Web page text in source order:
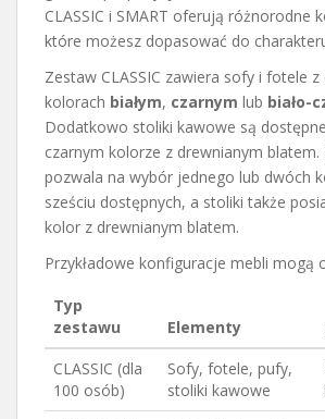
CLASSIC i SMART oferują różnorodne
które możesz dopasować do
Zestaw CLASSIC zawiera sofy i fotele
kolorach białym, czarnym lub biało-
Dodatkowo stoliki kawowe są
czarnym kolorze z drewnianym blatem.
pozwala na wybór jednego lub dwóch
sześciu dostępnych, a stoliki także
kolor z drewnianym blatem.
Przykładowe konfiguracje mebli mogą
Typ
zestawu
Elementy
CLASSIC (dla
100 osób)
Sofy, fotele, pufy,
stoliki kawowe